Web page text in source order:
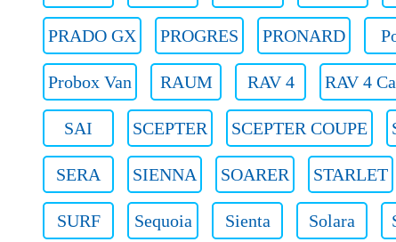
PRADO GX PROGRES PRONARD
Probox Van RAUM RAV 4 RAV 4
SAI SCEPTER SCEPTER COUPE
SERA SIENNA SOARER STARLET
SURF Sequoia Sienta Solara